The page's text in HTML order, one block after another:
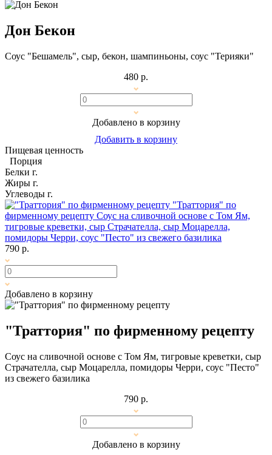
Дон Бекон
Соус "Бешамель", сыр, бекон, шампиньоны, соус "Терияки"
480 р.
Добавлено в корзину
Добавить в корзину
Пищевая ценность
Порция
Белки г.
Жиры г.
Углеводы г.
"Траттория" по
фирменному рецепту Соус на сливочной основе с Том Ям,
тигровые креветки, сыр Страчателла, сыр Моцарелла,
помидоры Черри, соус "Песто" из свежего базилика
790 р.
Добавлено в корзину
"Траттория" по фирменному рецепту
Соус на сливочной основе с Том Ям, тигровые креветки, сыр
Страчателла, сыр Моцарелла, помидоры Черри, соус "Песто"
из свежего базилика
790 р.
Добавлено в корзину